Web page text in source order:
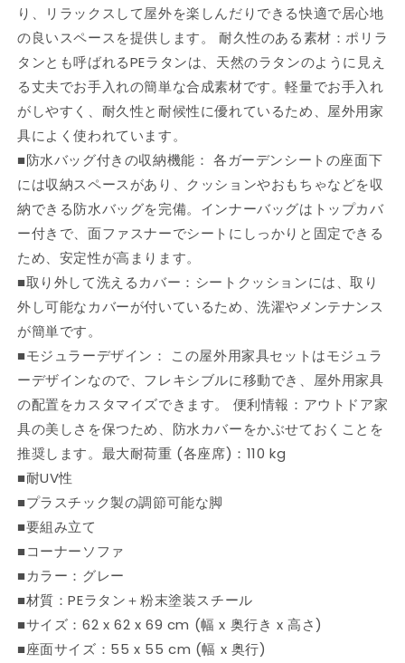
ョ
ン
付
き
ポ
リ
ラ
タ
ン
製
グ
レ
家
具
ア
ウ
ト
ド
ア
家
屋
外
家
具
セ
ッ
ト
(代
ョ
ン
付
ポ
リ
ラ
タ
ン
製
グ
レ
ー
家
具
ウ
ト
ド
ア
家
外
ッ
ト
(代
り、リラックスして屋外を楽しんだりできる快適で居心地
の良いスペースを提供します。 耐久性のある素材：ポリラ
タンとも呼ばれるPEラタンは、天然のラタンのように見え
る丈夫でお手入れの簡単な合成素材です。軽量でお手入れ
がしやすく、耐久性と耐候性に優れているため、屋外用家
具によく使われています。
■防水バッグ付きの収納機能： 各ガーデンシートの座面下
には収納スペースがあり、クッションやおもちゃなどを収
納できる防水バッグを完備。インナーバッグはトップカバ
ー付きで、面ファスナーでシートにしっかりと固定できる
ため、安定性が高まります。
■取り外して洗えるカバー：シートクッションには、取り
外し可能なカバーが付いているため、洗濯やメンテナンス
が簡単です。
■モジュラーデザイン： この屋外用家具セットはモジュラ
ーデザインなので、フレキシブルに移動でき、屋外用家具
の配置をカスタマイズできます。 便利情報：アウトドア家
具の美しさを保つため、防水カバーをかぶせておくことを
推奨します。最大耐荷重 (各座席)：110 kg
■耐UV性
■プラスチック製の調節可能な脚
■要組み立て
■コーナーソファ
■カラー：グレー
■材質：PEラタン＋粉末塗装スチール
■サイズ：62 x 62 x 69 cm (幅 x 奥行き x 高さ)
■座面サイズ：55 x 55 cm (幅 x 奥行)